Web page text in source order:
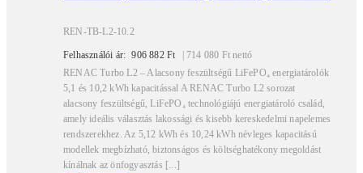
REN-TB-L2-10.2
Felhasználói ár: 906 882Ft | 714 080 Ft nettó
RENAC Turbo L2 – Alacsony feszültségű LiFePO₄ energiatárolók
5,1 és 10,2 kWh kapacitással A RENAC Turbo L2 sorozat
alacsony feszültségű, LiFePO₄ technológiájú energiatároló család,
amely ideális választás lakossági és kisebb kereskedelmi napelemes
rendszerekhez. Az 5,12 kWh és 10,24 kWh névleges kapacitású
modellek megbízható, biztonságos és költséghatékony megoldást
kínálnak az önfogyasztás [...]